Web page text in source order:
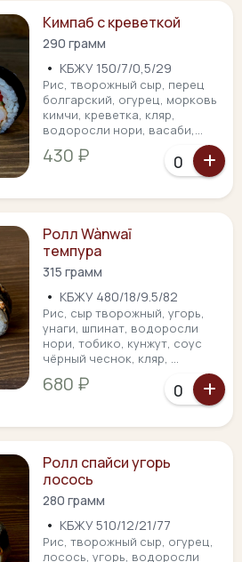
Кимпаб с креветкой
290 грамм
• КБЖУ 150/7/0,5/29
Рис, творожный сыр, перец
болгарский, огурец, морковь
кимчи, креветка, кляр,
водоросли нори, васаби,...
430 ₽
Ролл Wànwaī
темпура
315 грамм
• КБЖУ 480/18/9.5/82
Рис, сыр творожный, угорь,
унаги, шпинат, водоросли
нори, тобико, кунжут, соус
чёрный чеснок, кляр, ...
680 ₽
Ролл спайси угорь
лосось
280 грамм
• КБЖУ 510/12/21/77
Рис, творожный сыр, огурец,
лосось, угорь, водоросли